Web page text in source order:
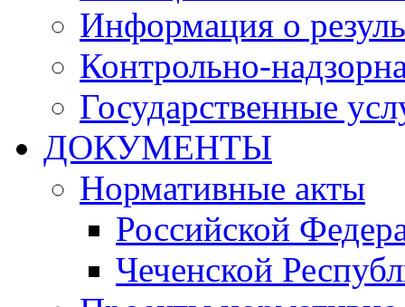
Информация о
Контрольно-
Государственные
ДОКУМЕНТЫ
Нормативные акты
Российской
Чеченской